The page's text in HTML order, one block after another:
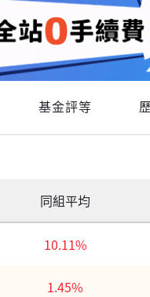
基金評等
同組平均
10.11%
1.45%